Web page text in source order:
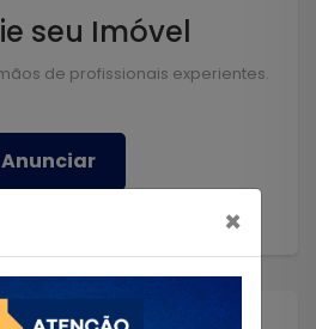
×
seu Imóvel
de profissionais experientes.
Anunciar